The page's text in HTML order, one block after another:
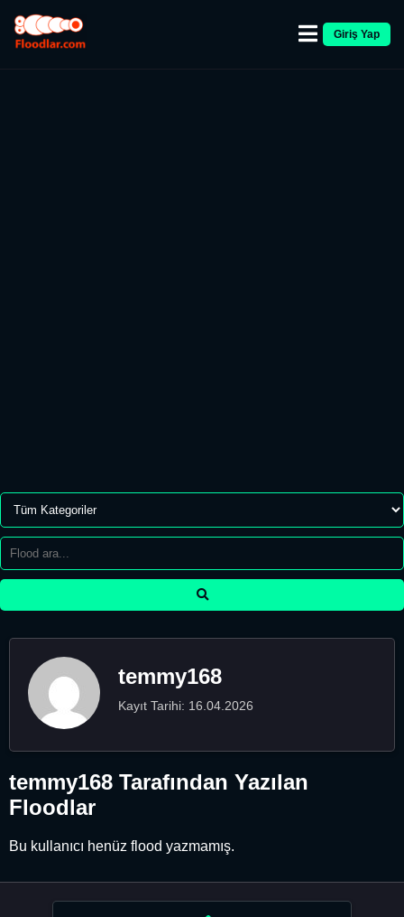
Giriş Yap
temmy168
Kayıt Tarihi: 16.04.2026
temmy168 Tarafından Yazılan
Floodlar
Bu kullanıcı henüz flood yazmamış.